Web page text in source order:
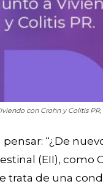
con Crohn y Colitis
“¿De
(EII), como
trata de una